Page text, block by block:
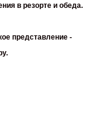
в резорте и обеда.
представление -